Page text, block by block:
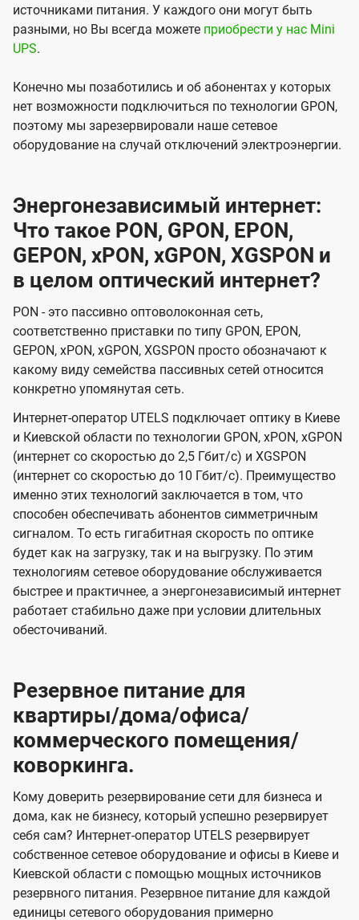
источниками питания. У каждого они могут быть
разными, но Вы всегда можете приобрести у нас Mini
UPS.
Конечно мы позаботились и об абонентах у которых
нет возможности подключиться по технологии GPON,
поэтому мы зарезервировали наше сетевое
оборудование на случай отключений электроэнергии.
Энергонезависимый интернет:
Что такое PON, GPON, EPON,
GEPON, xPON, xGPON, XGSPON и
в целом оптический интернет?
PON - это пассивно оптоволоконная сеть,
соответственно приставки по типу GPON, EPON,
GEPON, xPON, xGPON, XGSPON просто обозначают к
какому виду семейства пассивных сетей относится
конкретно упомянутая сеть.
Интернет-оператор UTELS подключает оптику в Киеве
и Киевской области по технологии GPON, xPON, xGPON
(интернет со скоростью до 2,5 Гбит/с) и XGSPON
(интернет со скоростью до 10 Гбит/с). Преимущество
именно этих технологий заключается в том, что
способен обеспечивать абонентов симметричным
сигналом. То есть гигабитная скорость по оптике
будет как на загрузку, так и на выгрузку. По этим
технологиям сетевое оборудование обслуживается
быстрее и практичнее, а энергонезависимый интернет
работает стабильно даже при условии длительных
обесточиваний.
Резервное питание для
квартиры/дома/офиса/
коммерческого помещения/
коворкинга.
Кому доверить резервирование сети для бизнеса и
дома, как не бизнесу, который успешно резервирует
себя сам? Интернет-оператор UTELS резервирует
собственное сетевое оборудование и офисы в Киеве и
Киевской области с помощью мощных источников
резервного питания. Резервное питание для каждой
единицы сетевого оборудования примерно